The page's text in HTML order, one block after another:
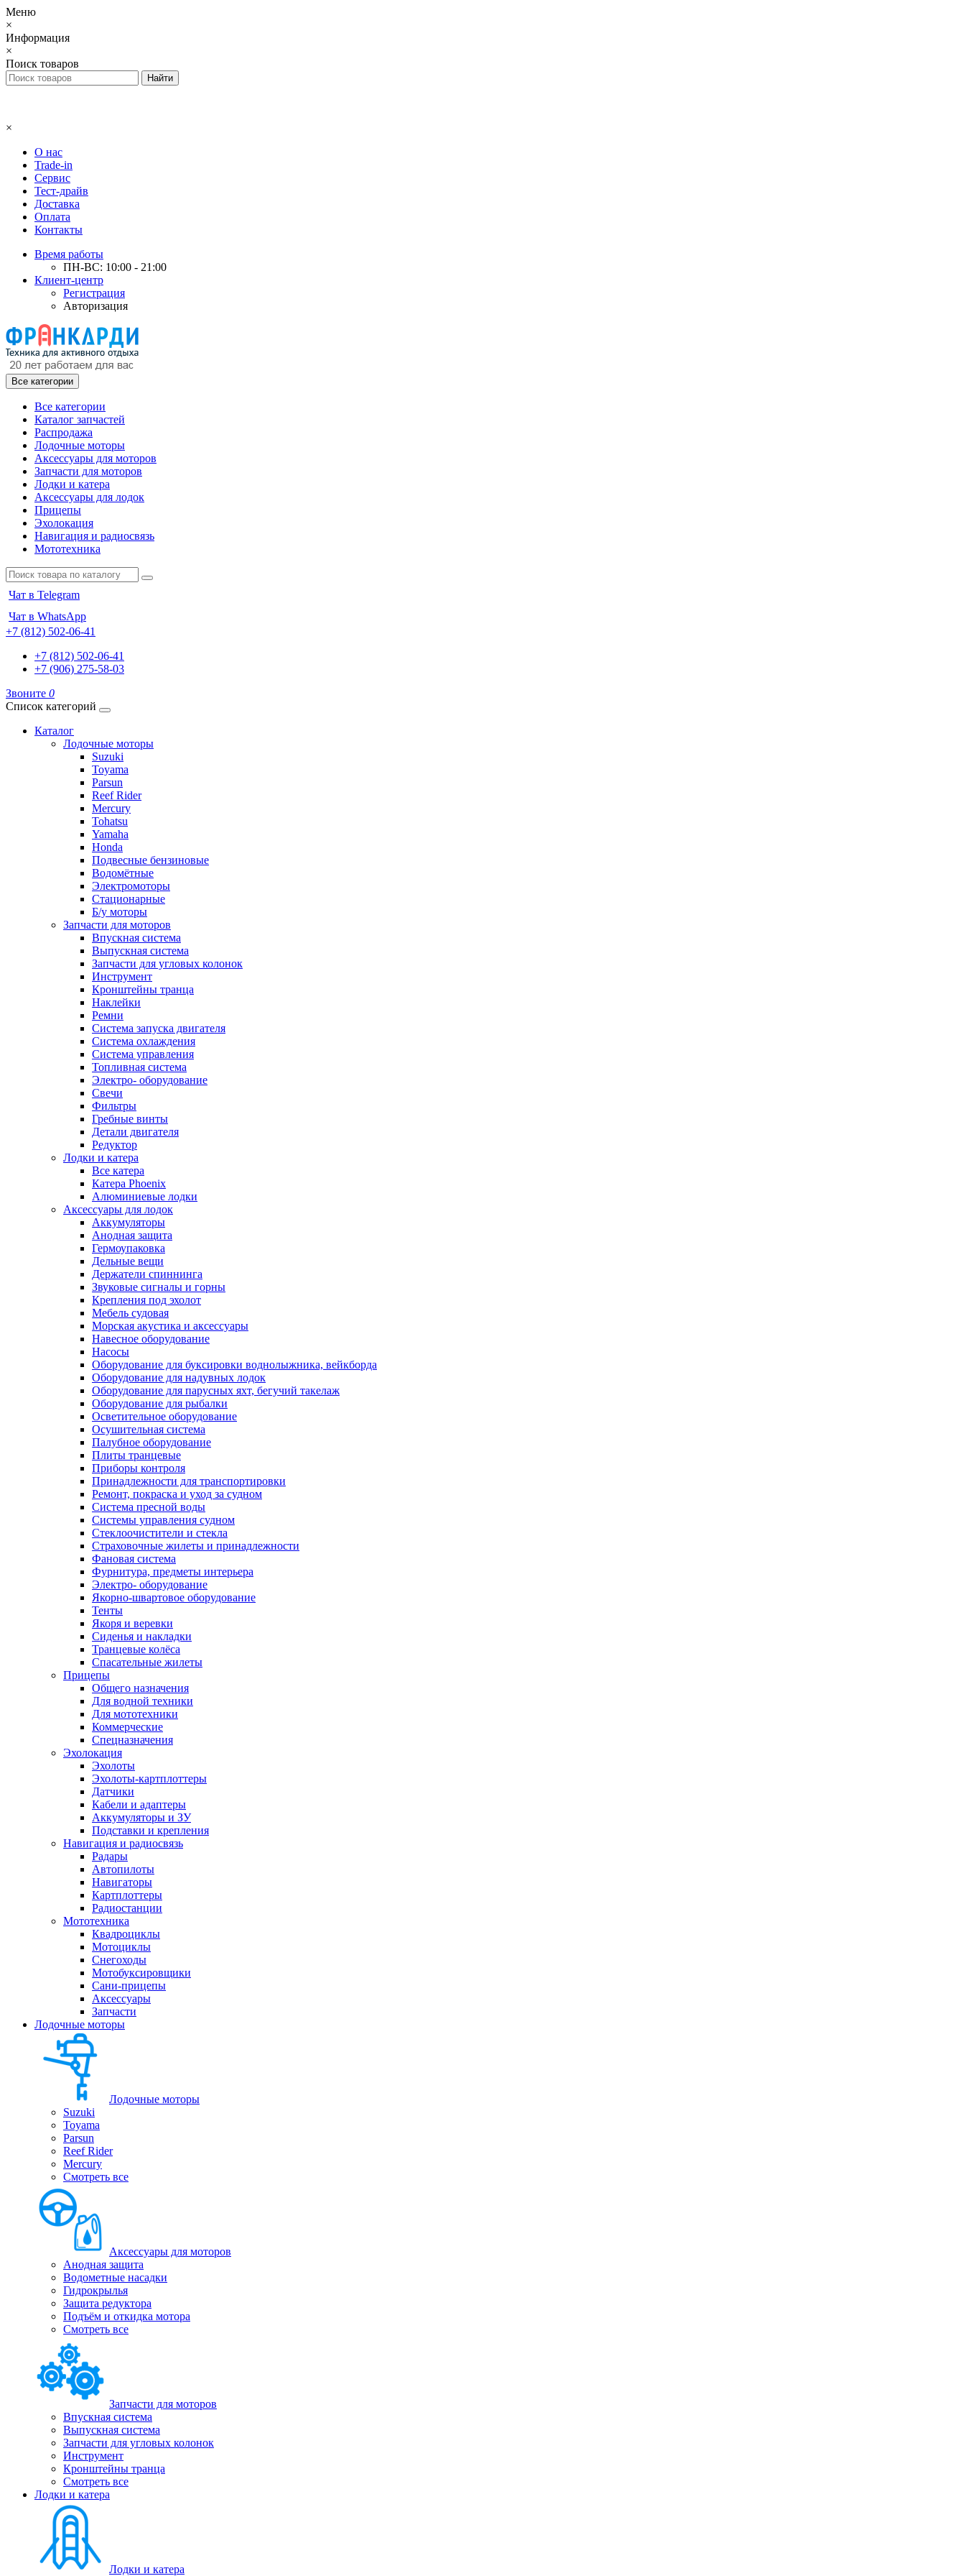
Меню
×
Информация
×
Поиск товаров
×
О нас
Trade-in
Сервис
Тест-драйв
Доставка
Оплата
Контакты
Время работы
ПН-ВС: 10:00 - 21:00
Клиент-центр
Регистрация
Авторизация
Все категории
Все категории
Каталог запчастей
Распродажа
Лодочные моторы
Аксессуары для моторов
Запчасти для моторов
Лодки и катера
Аксессуары для лодок
Прицепы
Эхолокация
Навигация и радиосвязь
Мототехника
Чат в Telegram
Чат в WhatsApp
+7 (812) 502-06-41
+7 (812) 502-06-41
+7 (906) 275-58-03
Звоните 0
Список категорий
Каталог
Лодочные моторы
Suzuki
Toyama
Parsun
Reef Rider
Mercury
Tohatsu
Yamaha
Honda
Подвесные бензиновые
Водомётные
Электромоторы
Стационарные
Б/у моторы
Запчасти для моторов
Впускная система
Выпускная система
Запчасти для угловых колонок
Инструмент
Кронштейны транца
Наклейки
Ремни
Система запуска двигателя
Система охлаждения
Система управления
Топливная система
Электро- оборудование
Свечи
Фильтры
Гребные винты
Детали двигателя
Редуктор
Лодки и катера
Все катера
Катера Phoenix
Алюминиевые лодки
Аксессуары для лодок
Аккумуляторы
Анодная защита
Гермоупаковка
Дельные вещи
Держатели спиннинга
Звуковые сигналы и горны
Крепления под эхолот
Мебель судовая
Морская акустика и аксессуары
Навесное оборудование
Насосы
Оборудование для буксировки воднолыжника, вейкборда
Оборудование для надувных лодок
Оборудование для парусных яхт, бегучий такелаж
Оборудование для рыбалки
Осветительное оборудование
Осушительная система
Палубное оборудование
Плиты транцевые
Приборы контроля
Принадлежности для транспортировки
Ремонт, покраска и уход за судном
Система пресной воды
Системы управления судном
Стеклоочистители и стекла
Страховочные жилеты и принадлежности
Фановая система
Фурнитура, предметы интерьера
Электро- оборудование
Якорно-швартовое оборудование
Тенты
Якоря и веревки
Сиденья и накладки
Транцевые колёса
Спасательные жилеты
Прицепы
Общего назначения
Для водной техники
Для мототехники
Коммерческие
Спецназначения
Эхолокация
Эхолоты
Эхолоты-картплоттеры
Датчики
Кабели и адаптеры
Аккумуляторы и ЗУ
Подставки и крепления
Навигация и радиосвязь
Радары
Автопилоты
Навигаторы
Картплоттеры
Радиостанции
Мототехника
Квадроциклы
Мотоциклы
Снегоходы
Мотобуксировщики
Сани-прицепы
Аксессуары
Запчасти
Лодочные моторы
Лодочные моторы
Suzuki
Toyama
Parsun
Reef Rider
Mercury
Смотреть все
Аксессуары для моторов
Анодная защита
Водометные насадки
Гидрокрылья
Защита редуктора
Подъём и откидка мотора
Смотреть все
Запчасти для моторов
Впускная система
Выпускная система
Запчасти для угловых колонок
Инструмент
Кронштейны транца
Смотреть все
Лодки и катера
Лодки и катера